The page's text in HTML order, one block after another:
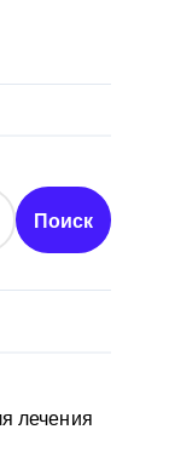
Поиск
лечения